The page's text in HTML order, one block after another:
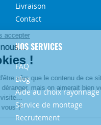
Livraison
Contact
NOS SERVICES
FAQ
Blog
Aide au choix rayonnage
Service de montage
Recrutement